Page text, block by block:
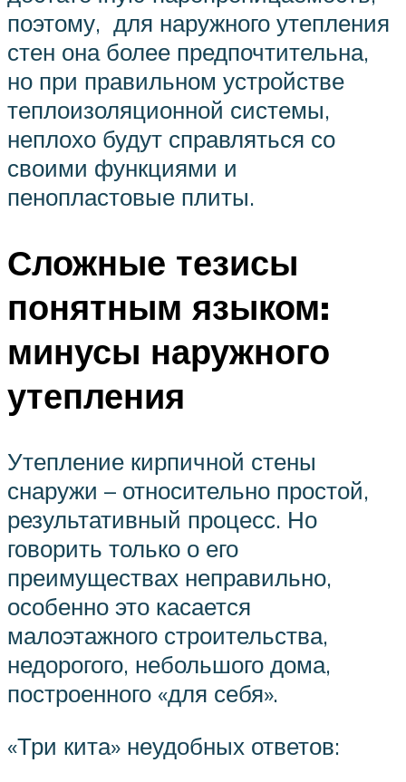
поэтому, для наружного утепления
стен она более предпочтительна,
но при правильном устройстве
теплоизоляционной системы,
неплохо будут справляться со
своими функциями и
пенопластовые плиты.
Сложные тезисы
понятным языком:
минусы наружного
утепления
Утепление кирпичной стены
снаружи – относительно простой,
результативный процесс. Но
говорить только о его
преимуществах неправильно,
особенно это касается
малоэтажного строительства,
недорогого, небольшого дома,
построенного «для себя».
«Три кита» неудобных ответов: